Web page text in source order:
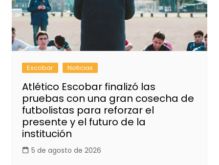
Escobar Noticias
Atlético Escobar finalizó las
pruebas con una gran cosecha de
futbolistas para reforzar el
presente y el futuro de la
institución
5 de agosto de 2026